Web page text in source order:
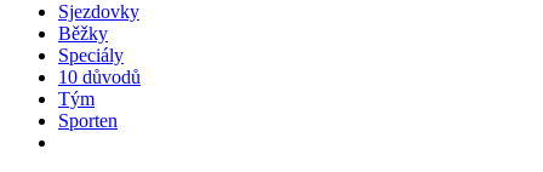
Sjezdovky
Běžky
Speciály
10 důvodů
Tým
Sporten